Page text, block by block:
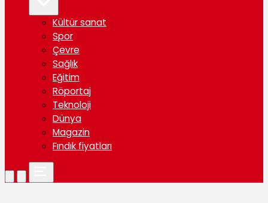
Kültür sanat
Spor
Çevre
Sağlık
Eğitim
Röportaj
Teknoloji
Dünya
Magazin
Fındık fiyatları